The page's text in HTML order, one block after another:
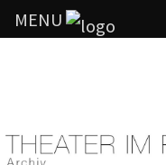
Inhalt
MENU